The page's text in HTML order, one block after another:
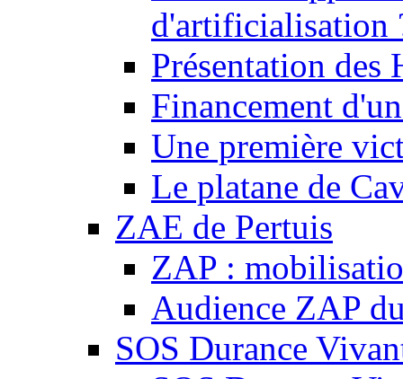
d'artificialisation
Présentation des
Financement
Une première
Le platane de
ZAE de Pertuis
ZAP :
Audience ZAP
SOS Durance